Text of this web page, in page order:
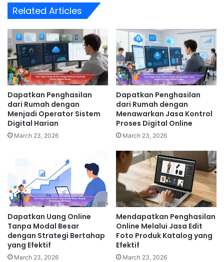
Related Articles
Dapatkan Penghasilan
dari Rumah dengan
Menjadi Operator Sistem
Digital Harian
March 23, 2026
Dapatkan Penghasilan
dari Rumah dengan
Menawarkan Jasa Kontrol
Proses Digital Online
March 23, 2026
Dapatkan Uang Online
Tanpa Modal Besar
dengan Strategi Bertahap
yang Efektif
March 23, 2026
Mendapatkan Penghasilan
Online Melalui Jasa Edit
Foto Produk Katalog yang
Efektif
March 23, 2026